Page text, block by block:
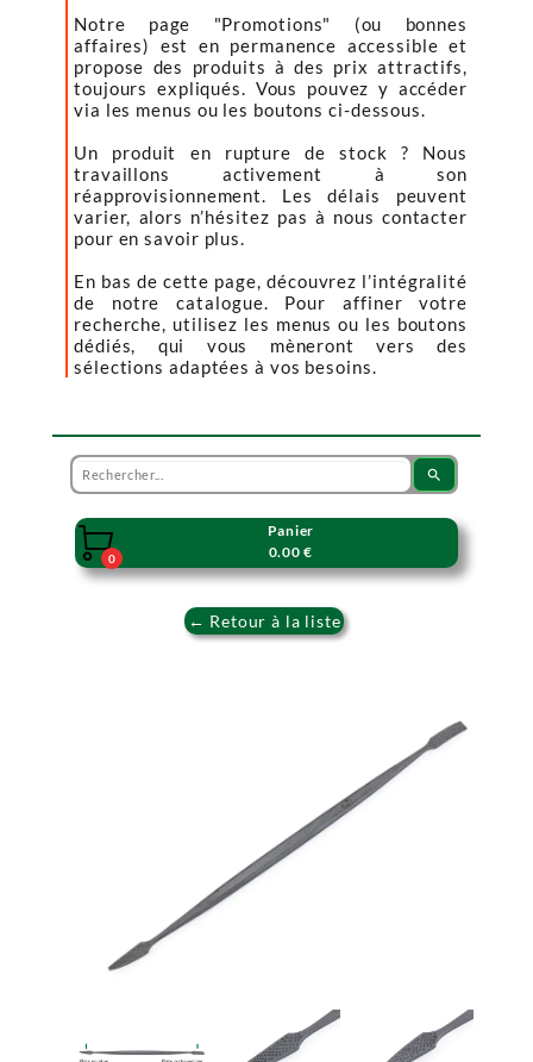
Notre page "Promotions" (ou bonnes
affaires) est en permanence accessible et
propose des produits à des prix attractifs,
toujours expliqués. Vous pouvez y accéder
via les menus ou les boutons ci-dessous.
Un produit en rupture de stock ? Nous
travaillons activement à son
réapprovisionnement. Les délais peuvent
varier, alors n’hésitez pas à nous contacter
pour en savoir plus.
En bas de cette page, découvrez l’intégralité
de notre catalogue. Pour affiner votre
recherche, utilisez les menus ou les boutons
dédiés, qui vous mèneront vers des
sélections adaptées à vos besoins.
search

0
Panier
0.00 €
← Retour à la liste